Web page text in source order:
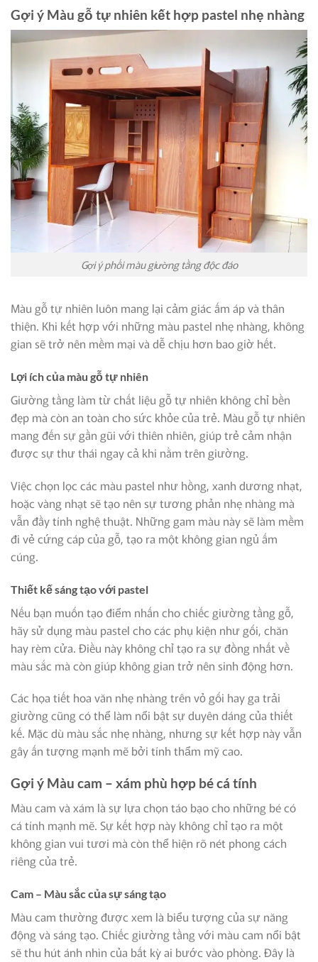
Gợi ý Màu gỗ tự nhiên kết hợp pastel nhẹ nhàng
Gợi ý phối màu giường tầng độc đáo
Màu gỗ tự nhiên luôn mang lại cảm giác ấm áp và thân
thiện. Khi kết hợp với những màu pastel nhẹ nhàng, không
gian sẽ trở nên mềm mại và dễ chịu hơn bao giờ hết.
Lợi ích của màu gỗ tự nhiên
Giường tầng làm từ chất liệu gỗ tự nhiên không chỉ bền
đẹp mà còn an toàn cho sức khỏe của trẻ. Màu gỗ tự nhiên
mang đến sự gần gũi với thiên nhiên, giúp trẻ cảm nhận
được sự thư thái ngay cả khi nằm trên giường.
Việc chọn lọc các màu pastel như hồng, xanh dương nhạt,
hoặc vàng nhạt sẽ tạo nên sự tương phản nhẹ nhàng mà
vẫn đầy tính nghệ thuật. Những gam màu này sẽ làm mềm
đi vẻ cứng cáp của gỗ, tạo ra một không gian ngủ ấm
cúng.
Thiết kế sáng tạo với pastel
Nếu bạn muốn tạo điểm nhấn cho chiếc giường tầng gỗ,
hãy sử dụng màu pastel cho các phụ kiện như gối, chăn
hay rèm cửa. Điều này không chỉ tạo ra sự đồng nhất về
màu sắc mà còn giúp không gian trở nên sinh động hơn.
Các họa tiết hoa văn nhẹ nhàng trên vỏ gối hay ga trải
giường cũng có thể làm nổi bật sự duyên dáng của thiết
kế. Mặc dù màu sắc nhẹ nhàng, nhưng sự kết hợp này vẫn
gây ấn tượng mạnh mẽ bởi tính thẩm mỹ cao.
Gợi ý Màu cam – xám phù hợp bé cá tính
Màu cam và xám là sự lựa chọn táo bạo cho những bé có
cá tính mạnh mẽ. Sự kết hợp này không chỉ tạo ra một
không gian vui tươi mà còn thể hiện rõ nét phong cách
riêng của trẻ.
Cam – Màu sắc của sự sáng tạo
Màu cam thường được xem là biểu tượng của sự năng
động và sáng tạo. Chiếc giường tầng với màu cam nổi bật
sẽ thu hút ánh nhìn của bất kỳ ai bước vào phòng. Đây là